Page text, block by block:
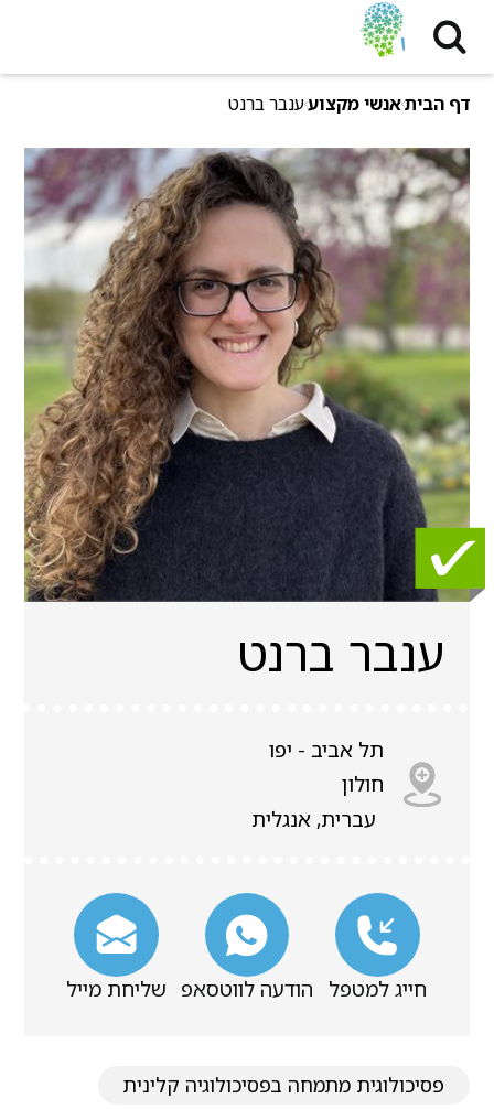
דף הביתאנשי מקצועענבר ברנט
ענבר ברנט
תל אביב - יפו
חולון
עברית, אנגלית
חייג למטפל הודעה לווטסאפ שליחת מייל
פסיכולוגית מתמחה בפסיכולוגיה קלינית